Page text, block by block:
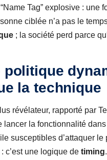
Tag” explosive : une
ciblée n’a pas le
; la société perd parce
politique
la technique
révélateur, rapporté par
lancer la fonctionnalité
susceptibles d’attaquer
c’est une logique de timing